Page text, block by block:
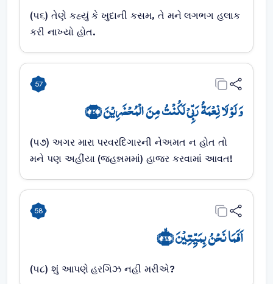
(૫૬) તેણે કહ્યું કે ખુદાની કસમ, તે મને લગભગ હલાક
કરી નાખ્યો હોત.
57
وَ لَوۡ لَا نِعۡمَۃُ رَبِّیۡ لَکُنۡتُ مِنَ الۡمُحۡضَرِیۡنَ ﴿۵۷﴾
(૫૭) અગર મારા પરવરદિગારની નેઅમત ન હોત તો
મને પણ અહીંયા (જહન્નમમાં) હાજર કરવામાં આવત!
58
اَفَمَا نَحۡنُ بِمَیِّتِیۡنَ ﴿ۙ۵۸﴾
(૫૮) શું આપણે હરગિઝ નહી મરીએ?